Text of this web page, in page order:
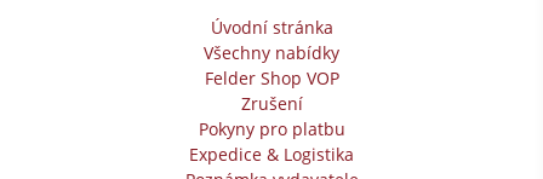
Filtrační a odprašovací jednotky
Úvodní stránka
Všechny nabídky
Felder Shop VOP
Zrušení
Pokyny pro platbu
Expedice & Logistika